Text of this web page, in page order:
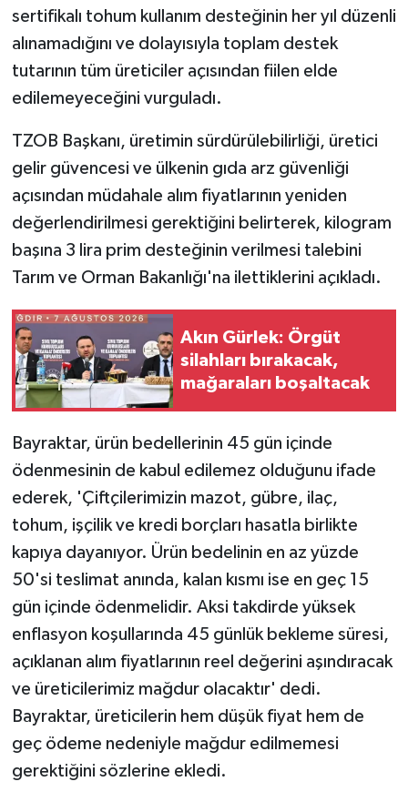
sertifikalı tohum kullanım desteğinin her yıl düzenli
alınamadığını ve dolayısıyla toplam destek
tutarının tüm üreticiler açısından fiilen elde
edilemeyeceğini vurguladı.
TZOB Başkanı, üretimin sürdürülebilirliği, üretici
gelir güvencesi ve ülkenin gıda arz güvenliği
açısından müdahale alım fiyatlarının yeniden
değerlendirilmesi gerektiğini belirterek, kilogram
başına 3 lira prim desteğinin verilmesi talebini
Tarım ve Orman Bakanlığı'na ilettiklerini açıkladı.
Akın Gürlek: Örgüt
silahları bırakacak,
mağaraları boşaltacak
Bayraktar, ürün bedellerinin 45 gün içinde
ödenmesinin de kabul edilemez olduğunu ifade
ederek, 'Çiftçilerimizin mazot, gübre, ilaç,
tohum, işçilik ve kredi borçları hasatla birlikte
kapıya dayanıyor. Ürün bedelinin en az yüzde
50'si teslimat anında, kalan kısmı ise en geç 15
gün içinde ödenmelidir. Aksi takdirde yüksek
enflasyon koşullarında 45 günlük bekleme süresi,
açıklanan alım fiyatlarının reel değerini aşındıracak
ve üreticilerimiz mağdur olacaktır' dedi.
Bayraktar, üreticilerin hem düşük fiyat hem de
geç ödeme nedeniyle mağdur edilmemesi
gerektiğini sözlerine ekledi.